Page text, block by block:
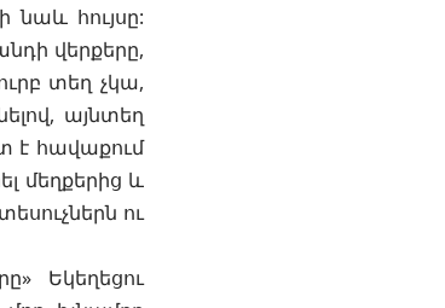
նաև հույսը:
վերքերը,
տեղ չկա,
այնտեղ
է հավաքում
մեղքերից և
ու
Եկեղեցու